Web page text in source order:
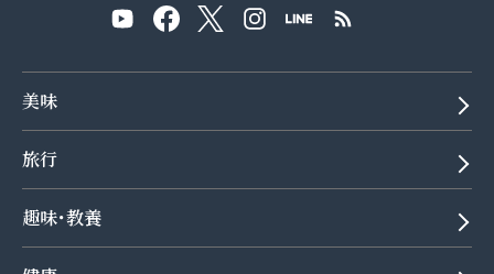
美味
旅行
趣味･教養